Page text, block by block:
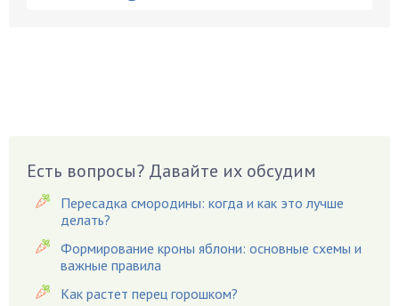
Вешенки
Виноград
Вредители
Гардения
Гацания
Есть вопросы? Давайте их обсудим
Пересадка смородины: когда и как это лучше
делать?
Формирование кроны яблони: основные схемы и
важные правила
Как растет перец горошком?